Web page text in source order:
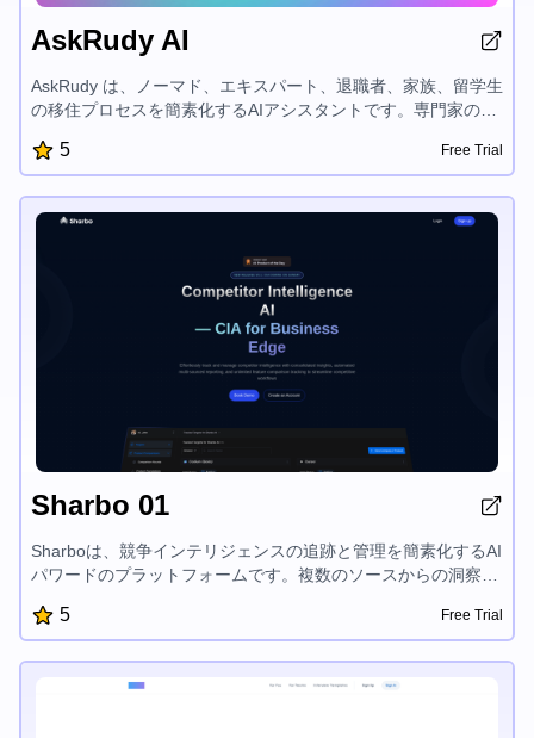
AskRudy AI
AskRudy は、ノーマド、エキスパート、退職者、家族、留学生
の移住プロセスを簡素化するAIアシスタントです。専門家のア
法的要件の理解や契約書の解釈、そして費用対効果の高い決断
を支援します。時間とお金を節約しながら、国際旅行をサポー
5 Free Trial
Sharbo 01
Sharboは、競争インテリジェンスの追跡と管理を簡素化するAI
パワードのプラットフォームです。複数のソースからの洞察を
るスケーラブルなアクセシビリティを提供することで、企業が
その競争的なワークフローを効率化し、競争上の優位性を維持
5 Free Trial